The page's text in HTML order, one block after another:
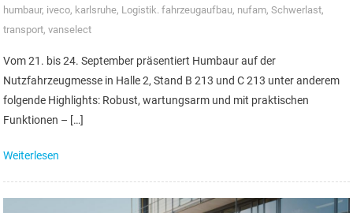
humbaur, iveco, karlsruhe, Logistik. fahrzeugaufbau, nufam,Schwerlast,
transport,vanselect
Vom 21. bis 24. September präsentiert Humbaur auf der
Nutzfahrzeugmesse in Halle 2, Stand B 213 und C 213 unter anderem
folgende Highlights: Robust, wartungsarm und mit praktischen
Funktionen – […]
Weiterlesen